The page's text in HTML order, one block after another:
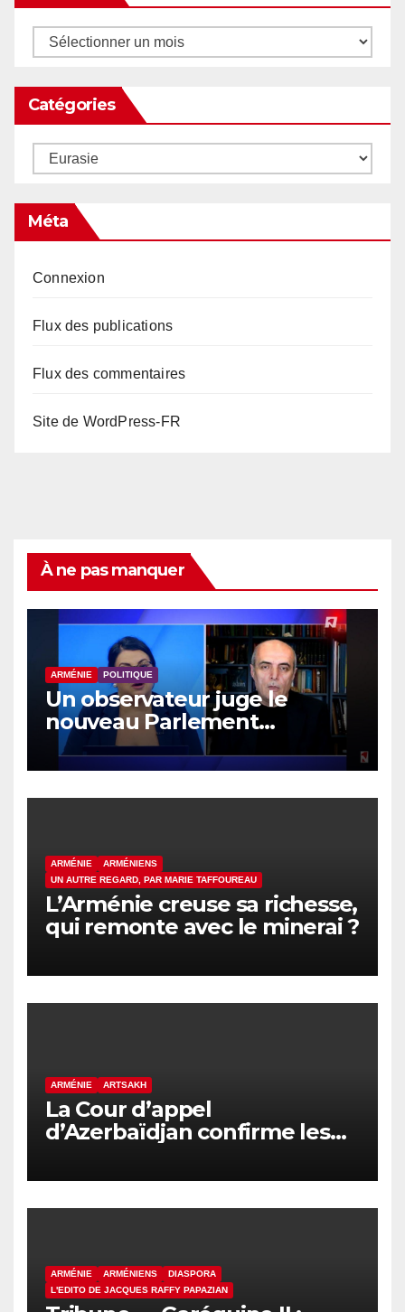
Archives
Catégories
Catégories
Méta
Connexion
Flux des publications
Flux des commentaires
Site de WordPress-FR
À ne pas manquer
ARMÉNIE POLITIQUE
Un observateur juge le
nouveau Parlement
arménien pas plus efficace
que le précédent
ARMÉNIE
ARMÉNIENS
UN AUTRE REGARD, PAR MARIE TAFFOUREAU
L’Arménie creuse sa richesse,
qui remonte avec le minerai ?
ARMÉNIE ARTSAKH
La Cour d’appel
d’Azerbaïdjan confirme les
des détenus arméniens
ARMÉNIE ARMÉNIENS
DIASPORA
L'EDITO DE JACQUES RAFFY PAPAZIAN